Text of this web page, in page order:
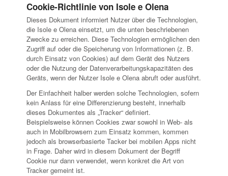
Cookie-Richtlinie von Isole e Olena
Dieses Dokument informiert Nutzer über die Technologien,
die Isole e Olena einsetzt, um die unten beschriebenen
Zwecke zu erreichen. Diese Technologien ermöglichen den
Zugriff auf oder die Speicherung von Informationen (z. B.
durch Einsatz von Cookies) auf dem Gerät des Nutzers
oder die Nutzung der Datenverarbeitungskapazitäten des
Geräts, wenn der Nutzer Isole e Olena abruft oder ausführt.
Der Einfachheit halber werden solche Technologien, sofern
kein Anlass für eine Differenzierung besteht, innerhalb
dieses Dokumentes als „Tracker“ definiert.
Beispielsweise können Cookies zwar sowohl in Web- als
auch in Mobilbrowsern zum Einsatz kommen, kommen
jedoch als browserbasierte Tacker bei mobilen Apps nicht
in Frage. Daher wird in diesem Dokument der Begriff
Cookie nur dann verwendet, wenn konkret die Art von
Tracker gemeint ist.